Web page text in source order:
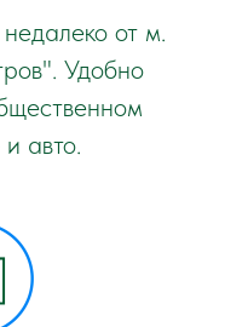
от м.
Удобно
авто.